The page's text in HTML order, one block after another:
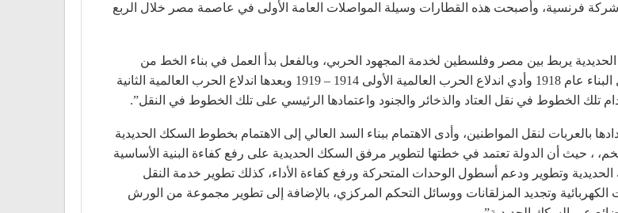
فرنسية، وأصبحت هذه القطارات وسيلة المواصلات العامة الأولى في عاصمة مصر خلال الربع
الحديدية يربط بين مصر وفلسطين لخدمة المجهود الحربي، وبالفعل بدأ العمل في بناء الخط من
القنطرة شرق على الضفة الشرقية لقناة السويس وحتى غزة، واكتمل البناء عام 1918 وأدي اندلاع الحرب العالمية الأولى 1914 – 1919 وبعدها اندلاع الحرب العالمية الثانية
الخطوط وإمدادها بالعربات لنقل المواطنين، وأدى الاهتمام ببناء السد العالي إلى الاهتمام بخطوط السكك الحديدية
، حيث أن الدولة تعتمد في خطتها لتطوير مرفق السكك الحديدية على رفع كفاءة البنية الأساسية
وتطوير ودعم أسطول الوحدات المتحركة ورفع كفاءة الأداء، كذلك تطوير خدمة النقل
وتجديد المزلقانات ووسائل التحكم المركزي، بالإضافة إلى تطوير مجموعة من الورش